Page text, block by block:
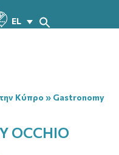
EL
Κύπρο » Gastronomy
OCCHIO